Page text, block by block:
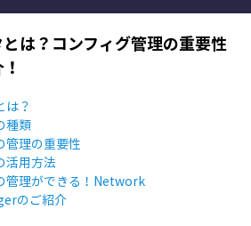
は？コンフィグ管理の重要性
は？
種類
管理の重要性
活用方法
管理ができる！Network
のご紹介